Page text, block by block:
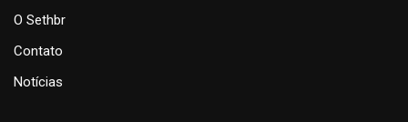
O Sethbr
Contato
Notícias